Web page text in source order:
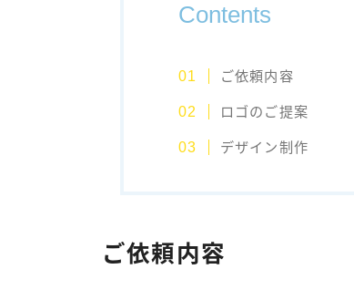
Contents
ご依頼内容
ロゴのご提案
デザイン制作
ご依頼内容